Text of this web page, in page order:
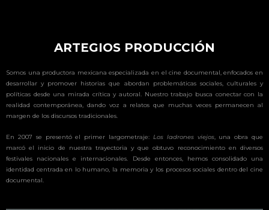
ARTEGIOS PRODUCCIÓN
Somos una productora mexicana especializada en el cine documental, enfocados en
desarrollar y promover historias que abordan problemáticas sociales, culturales y
políticas desde una mirada crítica y autoral. Nuestro trabajo busca conectar con la
realidad contemporánea, dando voz a relatos que muchas veces permanecen al
margen de los discursos tradicionales.
En 2007 se presentó el primer largometraje: Los ladrones viejos, una obra que
marcó el inicio de nuestra trayectoria y que obtuvo reconocimiento en diversos
festivales nacionales e internacionales. Desde entonces, hemos consolidado una
identidad centrada en lo humano, la memoria y los procesos sociales dentro del cine
documental.